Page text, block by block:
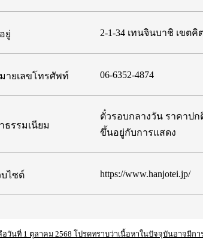
ยู่ 2-1-34 เทนจินบาชิ เขตคิ
ายเลขโทรศัพท์ 06-6352-4874
ธรรมเนียม
ตั๋วรอบกลางวัน ราคาปก
ขึ้นอยู่กับการแสดง
บไซต์ https://www.hanjotei.jp/
วันที่ 1 ตุลาคม 2568 โปรดทราบว่าเนื้อหาในปัจจุบันอาจมีกา